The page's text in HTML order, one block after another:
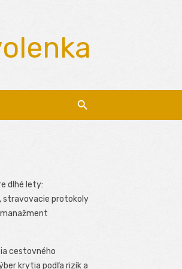
dlhé lety:
stravovacie protokoly
cestovného
krytia podľa rizík a